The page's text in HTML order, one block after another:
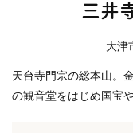
三井
大津
天台寺門宗の総本山。
の観音堂をはじめ国宝